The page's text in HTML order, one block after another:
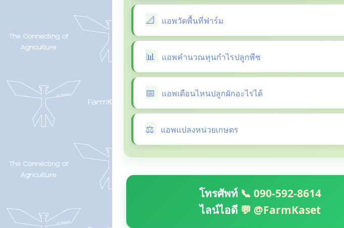
แอพวัดพื้นที่ฟาร์ม
แอพคำนวณทุนกำไรปลูกพืช
แอพเดือนไหนปลูกผักอะไรได้
แอพแปลงหน่วยเกษตร
โทรศัพท์ 📞 090-592-8614
ไลน์ไอดี 💬 @FarmKaset